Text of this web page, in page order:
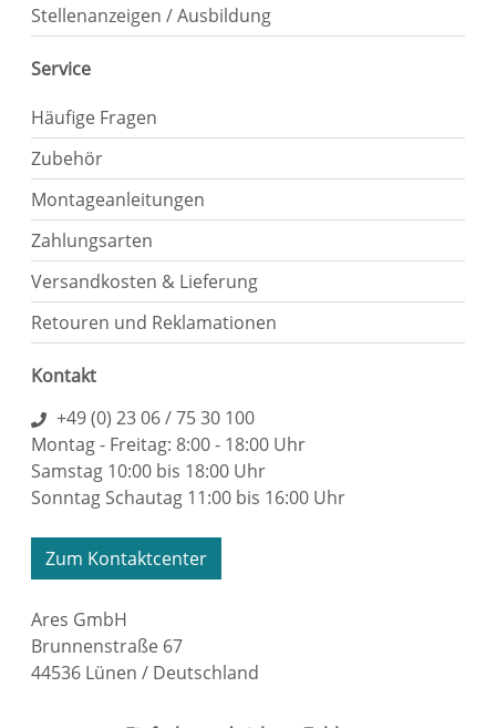
Stellenanzeigen / Ausbildung
Service
Häufige Fragen
Zubehör
Montageanleitungen
Zahlungsarten
Versandkosten & Lieferung
Retouren und Reklamationen
Kontakt
+49 (0) 23 06 / 75 30 100
Montag - Freitag: 8:00 - 18:00 Uhr
Samstag 10:00 bis 18:00 Uhr
Sonntag Schautag 11:00 bis 16:00 Uhr
Zum Kontaktcenter
Ares GmbH
Brunnenstraße 67
44536 Lünen / Deutschland